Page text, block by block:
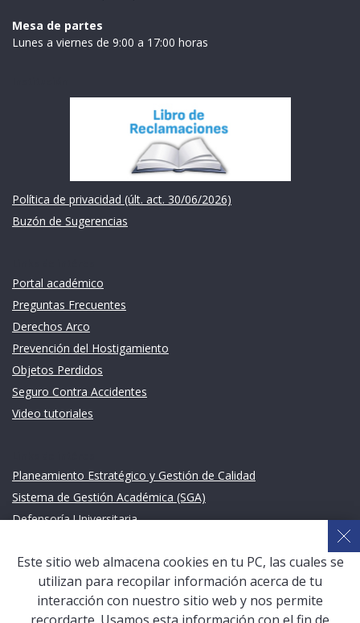
Mesa de partes
Lunes a viernes de 9:00 a 17:00 horas
Política de privacidad (últ. act. 30/06/2026)
Buzón de Sugerencias
Portal académico
Preguntas Frecuentes
Derechos Arco
Prevención del Hostigamiento
Objetos Perdidos
Seguro Contra Accidentes
Video tutoriales
Planeamiento Estratégico y Gestión de Calidad
Sistema de Gestión Académica (SGA)
Defensoría Universitaria
San Pablo Mail
Aula Virtual Pregrado
Aula Virtual Postgrado
Este sitio web almacena cookies en tu PC, las cuales se
utilizan para recopilar información acerca de tu
interacción con nuestro sitio web y nos permite